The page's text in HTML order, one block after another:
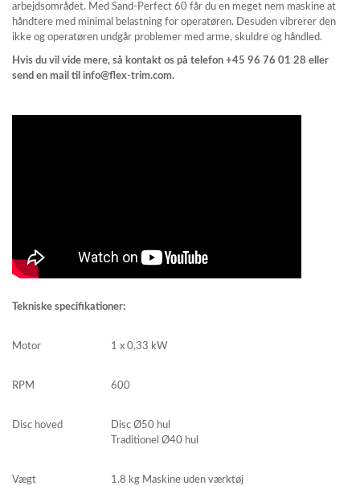
arbejdsområdet. Med Sand-Perfect 60 får du en meget nem maskine at
håndtere med minimal belastning for operatøren. Desuden vibrerer den
ikke og operatøren undgår problemer med arme, skuldre og håndled.
Hvis du vil vide mere, så kontakt os på telefon +45 96 76 01 28 eller
send en mail til info@flex-trim.com.
Tekniske specifikationer:
Motor 1 x 0,33 kW
RPM 600
Disc hoved
Disc Ø50 hul
Traditionel Ø40 hul
Vægt 1.8 kg Maskine uden værktøj